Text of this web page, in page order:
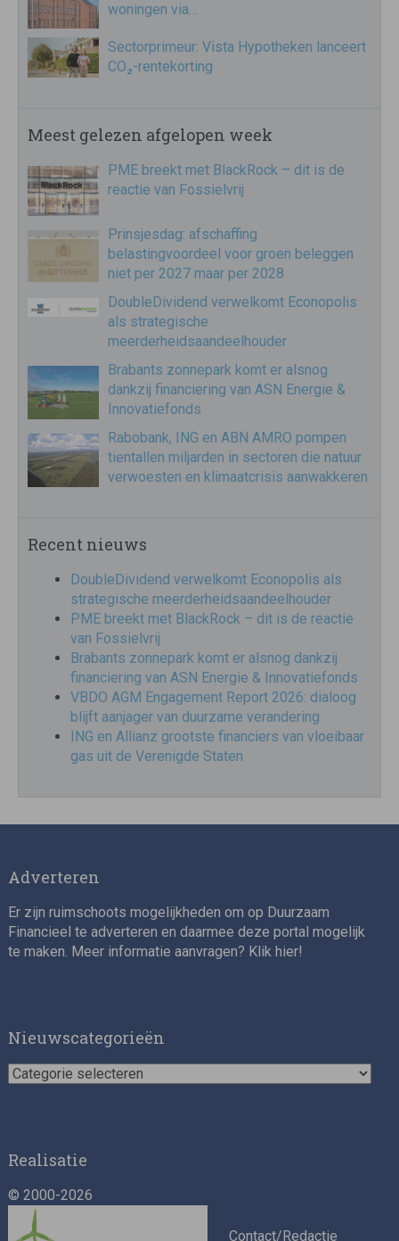
woningen via…
Sectorprimeur: Vista Hypotheken lanceert
CO₂-rentekorting
Meest gelezen afgelopen week
PME breekt met BlackRock – dit is de
reactie van Fossielvrij
Prinsjesdag: afschaffing
belastingvoordeel voor groen beleggen
niet per 2027 maar per 2028
DoubleDividend verwelkomt Econopolis
als strategische
meerderheidsaandeelhouder
Brabants zonnepark komt er alsnog
dankzij financiering van ASN Energie &
Innovatiefonds
Rabobank, ING en ABN AMRO pompen
tientallen miljarden in sectoren die natuur
verwoesten en klimaatcrisis aanwakkeren
Recent nieuws
DoubleDividend verwelkomt Econopolis als
strategische meerderheidsaandeelhouder
PME breekt met BlackRock – dit is de reactie
van Fossielvrij
Brabants zonnepark komt er alsnog dankzij
financiering van ASN Energie & Innovatiefonds
VBDO AGM Engagement Report 2026: dialoog
blijft aanjager van duurzame verandering
ING en Allianz grootste financiers van vloeibaar
gas uit de Verenigde Staten
Adverteren
Er zijn ruimschoots mogelijkheden om op Duurzaam
Financieel te adverteren en daarmee deze portal mogelijk
te maken. Meer informatie aanvragen? Klik hier!
Nieuwscategorieën
Nieuwscategorieën
Realisatie
© 2000-2026
Contact/Redactie